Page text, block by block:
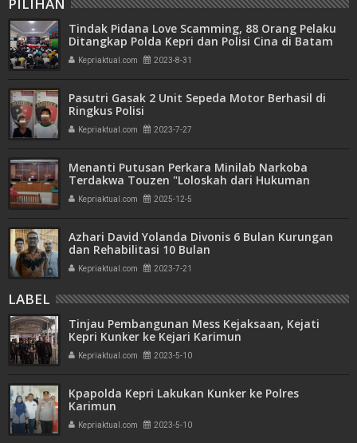
Tindak Pidana Love Scamming, 88 Orang Pelaku
Ditangkap Polda Kepri dan Polisi Cina di Batam
Kepriaktual.com 2023-8-31
Pasutri Gasak 2 Unit Sepeda Motor Berhasil di
Ringkus Polisi
Kepriaktual.com 2023-7-27
Menanti Putusan Perkara Minilab Narkoba
Terdakwa Touzen "Loloskah dari Hukuman
Seumur Hidup atau Mati"
Kepriaktual.com 2025-12-5
Azhari David Yolanda Divonis 6 Bulan Kurungan
dan Rehabilitasi 10 Bulan
Kepriaktual.com 2023-7-21
LABEL
Tinjau Pembangunan Mess Kejaksaan, Kejati
Kepri Kunker ke Kejari Karimun
Kepriaktual.com 2023-5-10
Kpapolda Kepri Lakukan Kunker ke Polres
Karimun
Kepriaktual.com 2023-5-10